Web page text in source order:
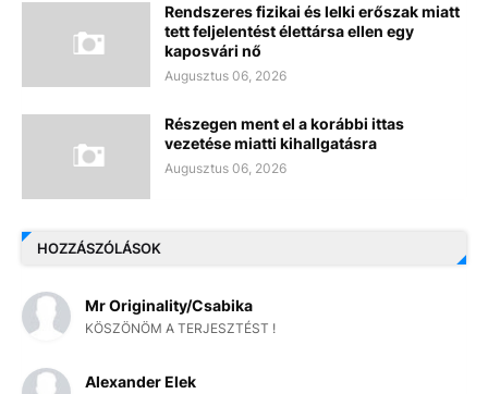
Rendszeres fizikai és lelki erőszak miatt
tett feljelentést élettársa ellen egy
kaposvári nő
Augusztus 06, 2026
Részegen ment el a korábbi ittas
vezetése miatti kihallgatásra
Augusztus 06, 2026
HOZZÁSZÓLÁSOK
Mr Originality/Csabika
KÖSZÖNÖM A TERJESZTÉST !
Alexander Elek